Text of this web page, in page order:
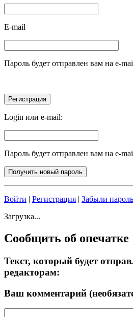
E-mail
Пароль будет отправлен вам на e-
Login или e-mail:
Пароль будет отправлен вам на e-
Войти | Регистрация | Забыли
Загрузка...
Сообщить об опечатке
Текст, который будет
редакторам:
Ваш комментарий